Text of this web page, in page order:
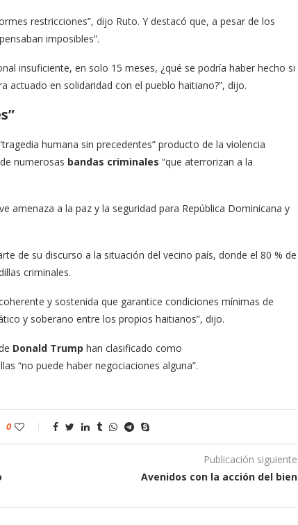
restricciones”, dijo Ruto. Y destacó que, a pesar de los
imposibles”.
insuficiente, en solo 15 meses, ¿qué se podría haber hecho si
actuado en solidaridad con el pueblo haitiano?”, dijo.
humana sin precedentes” producto de la violencia
numerosas bandas criminales “que aterrorizan a la
amenaza a la paz y la seguridad para República Dominicana y
de su discurso a la situación del vecino país, donde el 80 % de
criminales.
y sostenida que garantice condiciones mínimas de
y soberano entre los propios haitianos”, dijo.
Donald Trump han clasificado como
“no puede haber negociaciones alguna”.
0
Publicación siguiente
Avenidos con la acción del bien